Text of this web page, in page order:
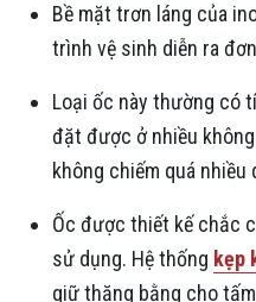
Bề mặt trơn láng của
trình vệ sinh diễn ra
Loại ốc này thường có
đặt được ở nhiều
không chiếm quá
Ốc được thiết kế chắc
sử dụng. Hệ thống kẹp
giữ thăng bằng cho